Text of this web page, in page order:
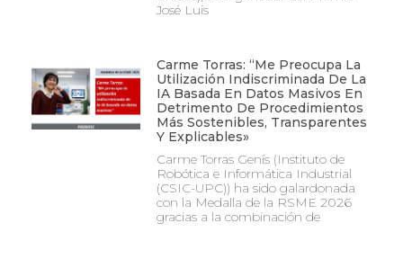
José Luis
Carme Torras: “Me Preocupa La
Utilización Indiscriminada De La
IA Basada En Datos Masivos En
Detrimento De Procedimientos
Más Sostenibles, Transparentes
Y Explicables»
Carme Torras Genís (Instituto de
Robótica e Informática Industrial
(CSIC-UPC)) ha sido galardonada
con la Medalla de la RSME 2026
gracias a la combinación de